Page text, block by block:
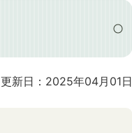
更新日：2025年04月01日